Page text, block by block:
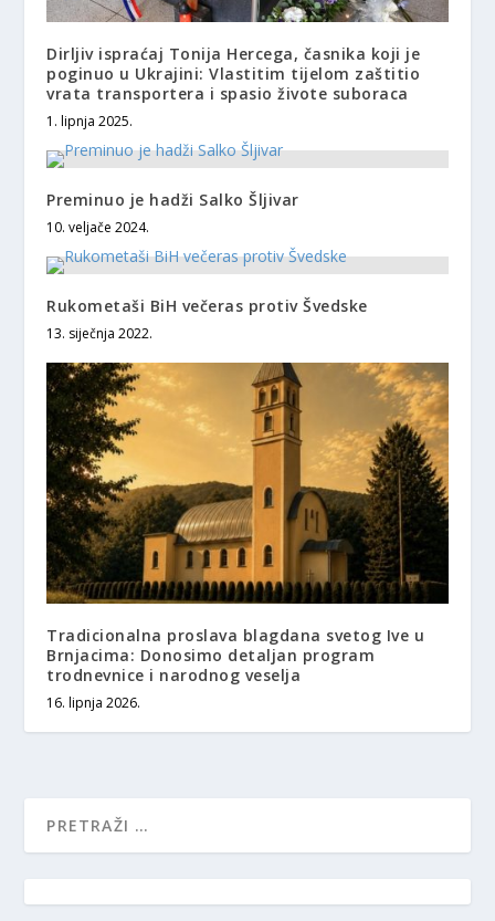
Dirljiv ispraćaj Tonija Hercega, časnika koji je
poginuo u Ukrajini: Vlastitim tijelom zaštitio
vrata transportera i spasio živote suboraca
1. lipnja 2025.
Preminuo je hadži Salko Šljivar
10. veljače 2024.
Rukometaši BiH večeras protiv Švedske
13. siječnja 2022.
Tradicionalna proslava blagdana svetog Ive u
Brnjacima: Donosimo detaljan program
trodnevnice i narodnog veselja
16. lipnja 2026.